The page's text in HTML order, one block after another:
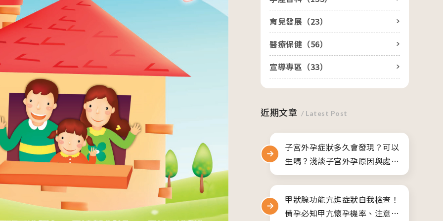
內容全覽
卵巢早衰
免疫問題
PGT基因篩檢
借精卵/捐贈
男性不孕
妊娠相關疾病
孕產照護分享
國際成功案例
國際名人分享
試管心得分享
茂盛醫院生殖醫學中心
人才招募
聯絡我們
隱私權與資安政策
育兒發展（23）
醫療保健（56）
宣導專區（33）
近期文章 / Latest Post
子宮外孕症狀多久會發現？可以
生嗎？淺談子宮外孕原因與處理
方式
甲狀腺功能亢進症狀自我檢查！
備孕必知甲亢懷孕機率、注意事